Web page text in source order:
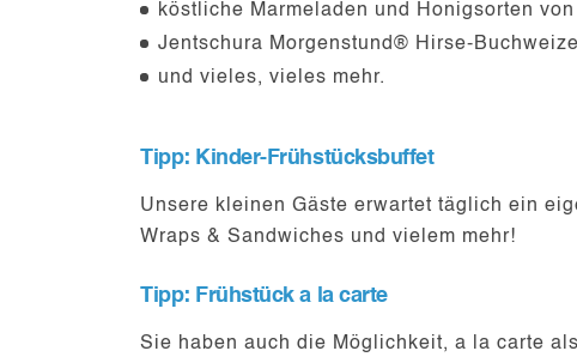
köstliche Marmeladen und Honigsorten
Jentschura Morgenstund® Hirse-
und vieles, vieles mehr.
Tipp: Kinder-Frühstücksbuffet
Unsere kleinen Gäste erwartet täglich ein
Wraps & Sandwiches und vielem mehr!
Tipp: Frühstück a la carte
Sie haben auch die Möglichkeit, a la carte